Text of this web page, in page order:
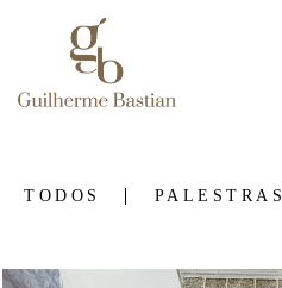
TODOS PALESTRAS